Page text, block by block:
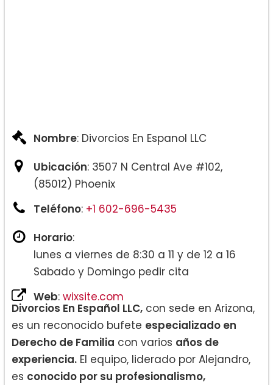
Nombre: Divorcios En Espanol LLC
Ubicación: 3507 N Central Ave #102,
(85012) Phoenix
Teléfono: +1 602-696-5435
Horario:
lunes a viernes de 8:30 a 11 y de 12 a 16
Sabado y Domingo pedir cita
Web: wixsite.com
Divorcios En Español LLC, con sede en Arizona,
es un reconocido bufete especializado en
Derecho de Familia con varios años de
experiencia. El equipo, liderado por Alejandro,
es conocido por su profesionalismo,